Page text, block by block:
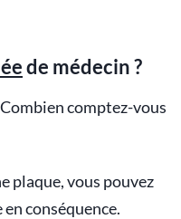
de médecin ?
comptez-vous
plaque, vous pouvez
conséquence.